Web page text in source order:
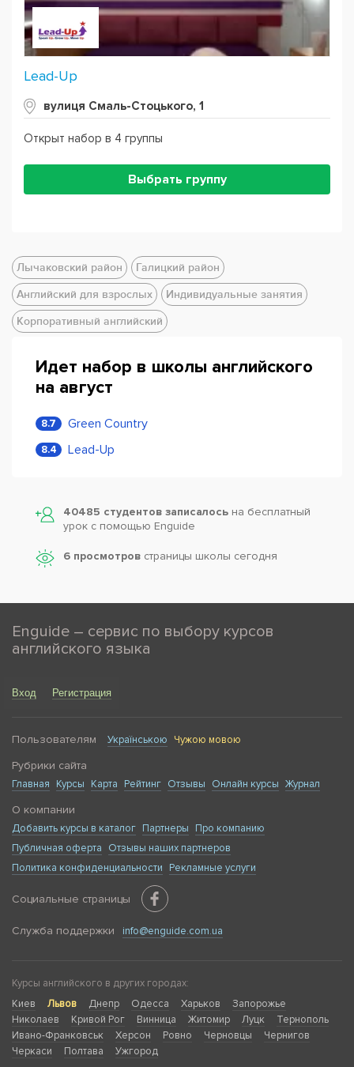
Lead-Up
вулиця Смаль-Стоцького, 1
Открыт набор в 4 группы
Выбрать группу
Лычаковский район
Галицкий район
Английский для взрослых
Индивидуальные занятия
Корпоративный английский
Идет набор в школы английского
на август
8.7 Green Country
8.4 Lead-Up
40485 студентов записалось на бесплатный
урок с помощью Enguide
6 просмотров страницы школы сегодня
Enguide – сервис по выбору курсов
английского языка
Вход Регистрация
Пользователям Українською Чужою мовою
Рубрики сайта
Главная Курсы Карта Рейтинг Отзывы Онлайн курсы Журнал
О компании
Добавить курсы в каталог Партнеры
Про компанию
Публичная оферта
Отзывы наших партнеров
Политика конфиденциальности
Рекламные услуги
Социальные страницы
Служба поддержки info@enguide.com.ua
Курсы английского в других городах:
Киев
Львов Днепр Одесса Харьков
Запорожье
Николаев
Кривой Рог Винница Житомир Луцк
Тернополь
Ивано-Франковськ
Херсон Ровно Черновцы
Чернигов
Черкаси
Полтава Ужгород